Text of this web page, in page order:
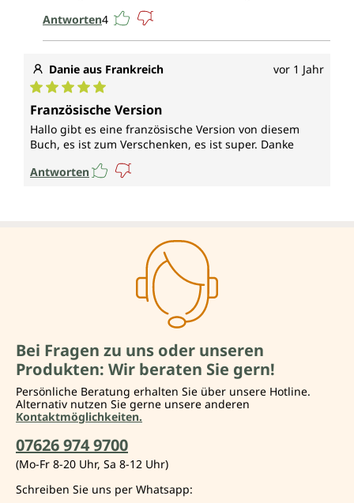
Antworten4
Danie aus Frankreich vor 1 Jahr
Durchschnittliche Bewertung von 5 von 5 Sternen
Französische Version
Hallo gibt es eine französische Version von diesem
Buch, es ist zum Verschenken, es ist super. Danke
Antworten
Bei Fragen zu uns oder unseren
Produkten: Wir beraten Sie gern!
Persönliche Beratung erhalten Sie über unsere Hotline.
Alternativ nutzen Sie gerne unsere anderen
Kontaktmöglichkeiten.
07626 974 9700
(Mo-Fr 8-20 Uhr, Sa 8-12 Uhr)
Schreiben Sie uns per Whatsapp: